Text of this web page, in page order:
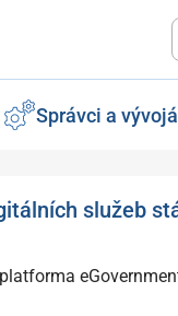
Správci a
služeb